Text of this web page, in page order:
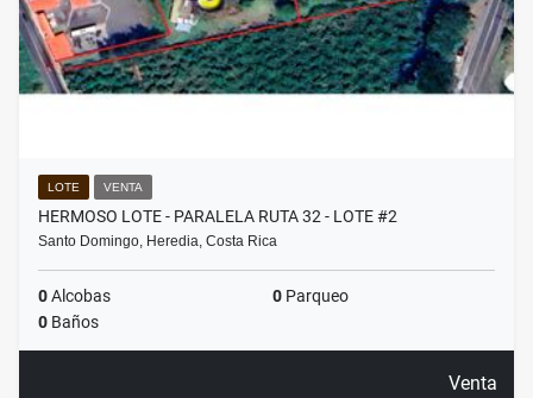
LOTE VENTA
HERMOSO LOTE - PARALELA RUTA 32 - LOTE #2
Santo Domingo, Heredia, Costa Rica
0Alcobas 0 Parqueo
0 Baños
Venta